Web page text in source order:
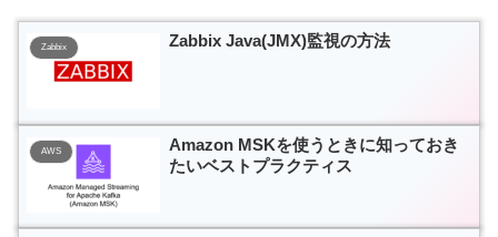
Zabbix Zabbix Java(JMX)監視の方法
AWS
Amazon MSKを使うときに知っておき
たいベストプラクティス